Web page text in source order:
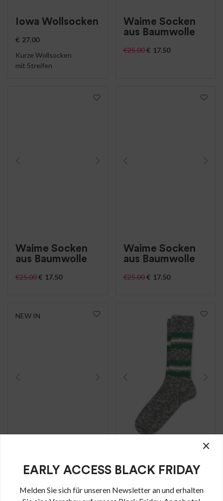
Iowa Wollsocken
€ 27.00
Kurze Wollsocken
mit Streifen
Waime Socken
aus Baumwolle
€25.00 € 17.50
Waime Socken
aus Baumwolle
€25.00€ 17.50
Waime Socken
aus Baumwolle
€25.00 € 17.50
NEW IN
Frotteebaumwoll
socken Bernera
20.00
Baumwollsocken
Islay
€ 27.00
×
EARLY ACCESS BLACK FRIDAY
Melden Sie sich für unseren Newsletter an und erhalten